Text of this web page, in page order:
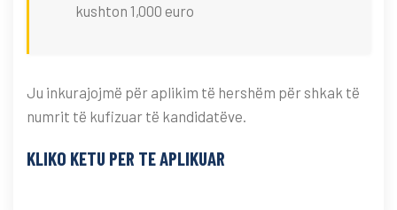
kushton 1,000 euro
Ju inkurajojmë për aplikim të hershëm për shkak të
numrit të kufizuar të kandidatëve.
KLIKO KETU PER TE APLIKUAR